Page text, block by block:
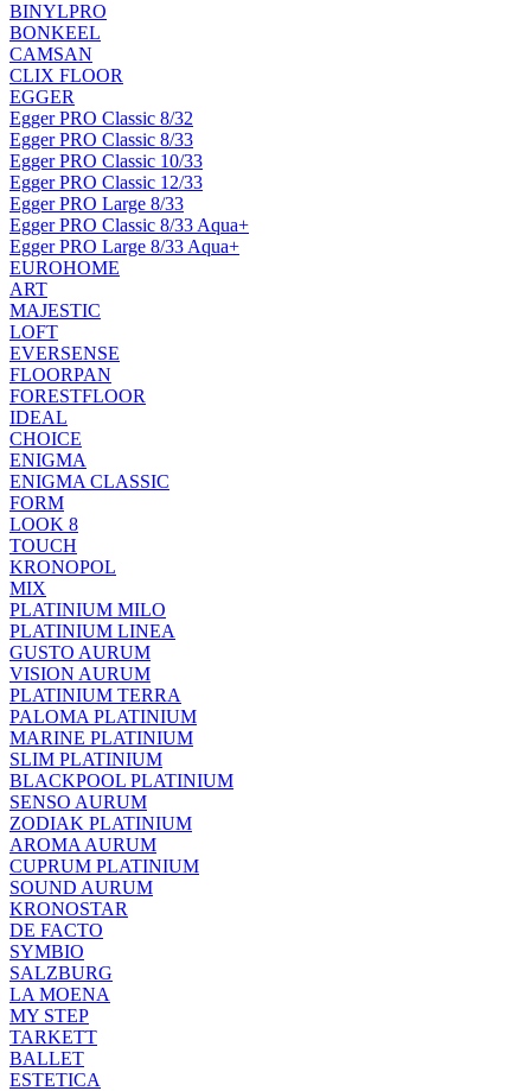
BINYLPRO
BONKEEL
CAMSAN
CLIX FLOOR
EGGER
Egger PRO Classic 8/32
Egger PRO Classic 8/33
Egger PRO Classic 10/33
Egger PRO Classic 12/33
Egger PRO Large 8/33
Egger PRO Classic 8/33 Aqua+
Egger PRO Large 8/33 Aqua+
EUROHOME
ART
MAJESTIC
LOFT
EVERSENSE
FLOORPAN
FORESTFLOOR
IDEAL
CHOICE
ENIGMA
ENIGMA CLASSIC
FORM
LOOK 8
TOUCH
KRONOPOL
MIX
PLATINIUM MILO
PLATINIUM LINEA
GUSTO AURUM
VISION AURUM
PLATINIUM TERRA
PALOMA PLATINIUM
MARINE PLATINIUM
SLIM PLATINIUM
BLACKPOOL PLATINIUM
SENSO AURUM
ZODIAK PLATINIUM
AROMA AURUM
CUPRUM PLATINIUM
SOUND AURUM
KRONOSTAR
DE FACTO
SYMBIO
SALZBURG
LA MOENA
MY STEP
TARKETT
BALLET
ESTETICA